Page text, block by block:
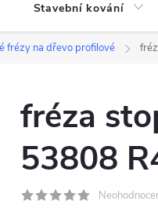
Stavební kování
frézy na dřevo profilové
fréza
53808